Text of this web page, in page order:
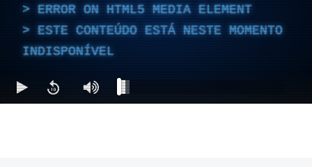
ERROR ON HTML5 MEDIA ELEMENT
ESTE CONTEÚDO ESTÁ NESTE MOMENTO
INDISPONÍVEL